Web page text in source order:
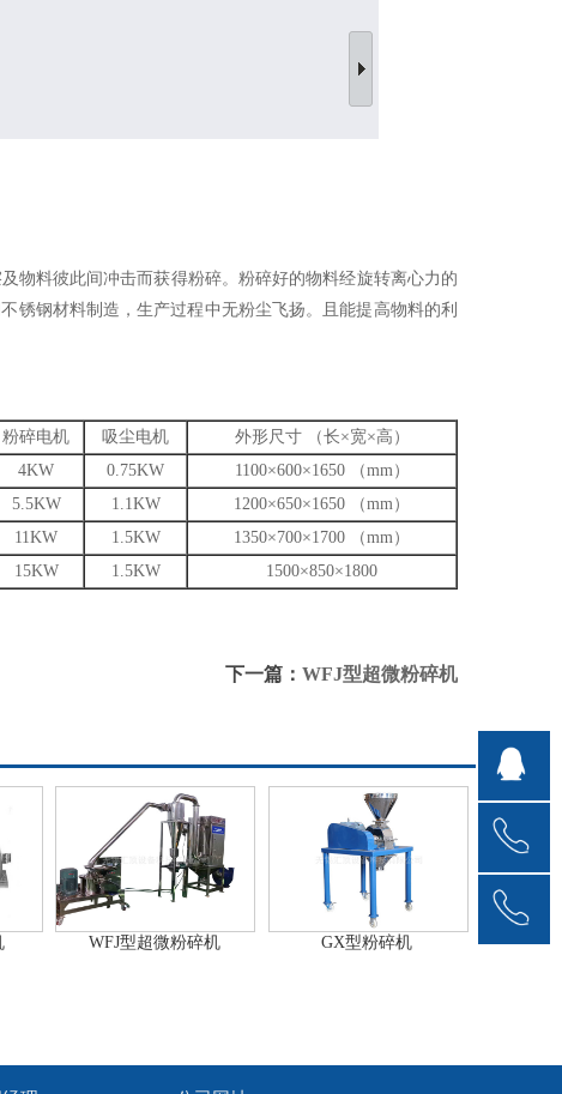
料彼此间冲击而获得粉碎。粉碎好的物料经旋转离心力的
锈钢材料制造，生产过程中无粉尘飞扬。且能提高物料的利
粉碎电机 吸尘电机
外形尺寸 （长×宽×高）
4KW 0.75KW
1100×600×1650 （mm）
5.5KW 1.1KW
1200×650×1650 （mm）
11KW 1.5KW
1350×700×1700 （mm）
15KW 1.5KW 1500×850×1800
下一篇： WFJ型超微粉碎机
WFJ型超微粉碎机 GX型粉碎机